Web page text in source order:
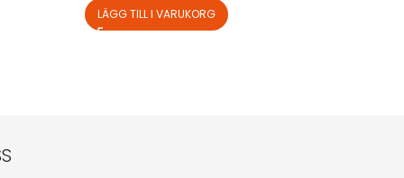
LÄGG TILL I VARUKORG